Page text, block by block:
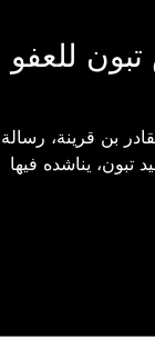
للعفو
بن قرينة، رسالة
تبون، يناشده فيها